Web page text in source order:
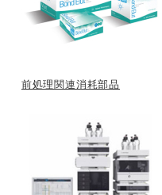
前処理関連消耗部品